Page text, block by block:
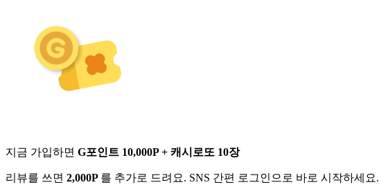
지금 가입하면 G포인트 10,000P + 캐시로또 10장
리뷰를 쓰면 2,000P 를 추가로 드려요. SNS 간편 로그인으로 바로 시작하세요.